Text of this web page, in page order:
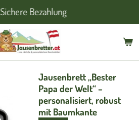
Sichere Bezahlung
Jausenbrett „Bester
Papa der Welt“ –
personalisiert, robust
mit Baumkante